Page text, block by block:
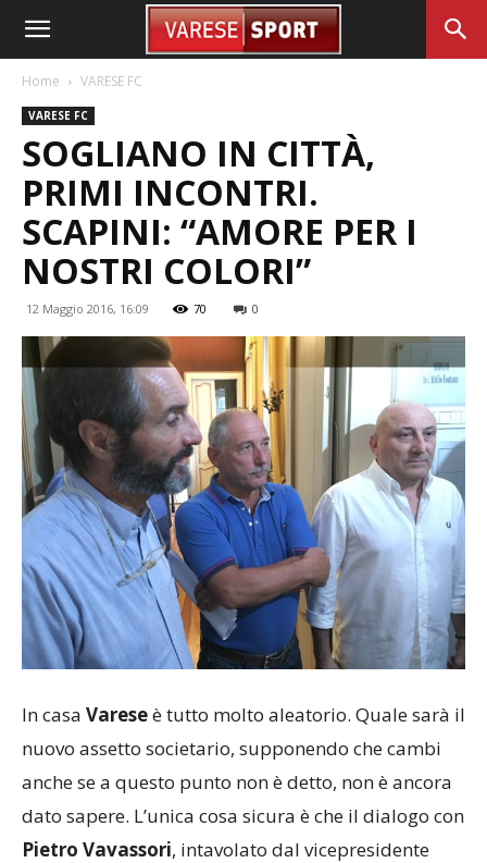
Home VARESE FC
VARESE FC
SOGLIANO IN CITTÀ,
PRIMI INCONTRI.
SCAPINI: “AMORE PER I
NOSTRI COLORI”
12 Maggio 2016, 16:09 70 0
In casa Vareseè tutto molto aleatorio. Quale sarà il
nuovo assetto societario, supponendo che cambi
anche se a questo punto non è detto, non è ancora
dato sapere. L’unica cosa sicura è che il dialogo con
Pietro Vavassori, intavolato dal vicepresidente